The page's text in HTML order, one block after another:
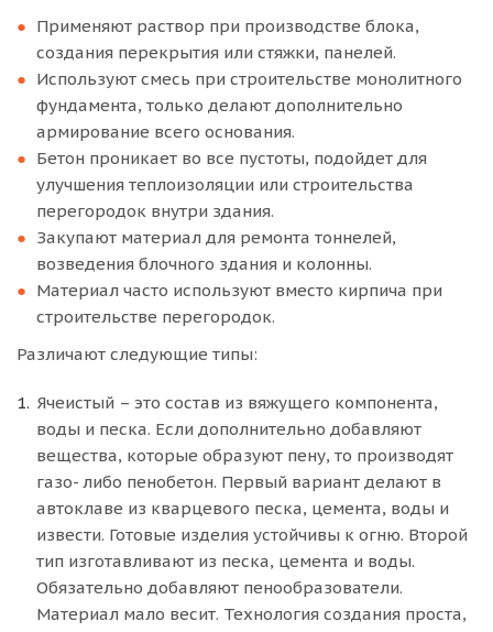
Применяют раствор при производстве блока,
создания перекрытия или стяжки, панелей.
Используют смесь при строительстве монолитного
фундамента, только делают дополнительно
армирование всего основания.
Бетон проникает во все пустоты, подойдет для
улучшения теплоизоляции или строительства
перегородок внутри здания.
Закупают материал для ремонта тоннелей,
возведения блочного здания и колонны.
Материал часто используют вместо кирпича при
строительстве перегородок.
Различают следующие типы:
Ячеистый – это состав из вяжущего компонента,
воды и песка. Если дополнительно добавляют
вещества, которые образуют пену, то производят
газо- либо пенобетон. Первый вариант делают в
автоклаве из кварцевого песка, цемента, воды и
извести. Готовые изделия устойчивы к огню. Второй
тип изготавливают из песка, цемента и воды.
Обязательно добавляют пенообразователи.
Материал мало весит. Технология создания проста,